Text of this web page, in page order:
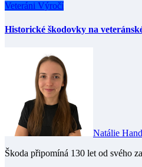
Veteráni Výročí
Historické škodovky na
Natálie
Škoda připomíná 130 let od